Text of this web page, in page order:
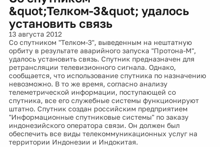
&quot;Телком-3&quot; удалось
установить связь
13 августа 2012
Со спутником "Телком-3", выведенным на нештатную
орбиту в результате аварийного запуска "Протона-М",
удалось установить связь. Спутник предназначен для
ретрансляции телевизионного сигнала. Однако,
сообщается, что использование спутника по назначению
невозможно. В то же время, согласно анализу
телеметрической информации, поступающей со
спутника, все его служебные системы функционируют
штатно. Спутник создан российским предприятием
"Информационные спутниковые системы" по заказу
индонезийского оператора связи. Он должен был
обеспечить все виды телекоммуникационных услуг на
территории Индонезии и Индокитая.